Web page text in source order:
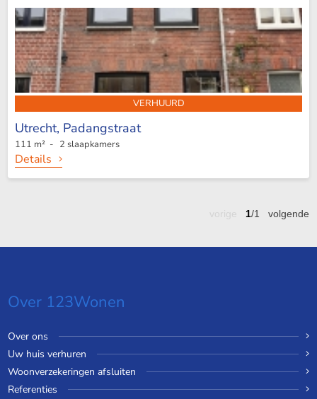
VERHUURD
Utrecht, Padangstraat
111 m² - 2 slaapkamers
Details
1/1volgende
Over 123Wonen
Over ons
Uw huis verhuren
Woonverzekeringen afsluiten
Referenties